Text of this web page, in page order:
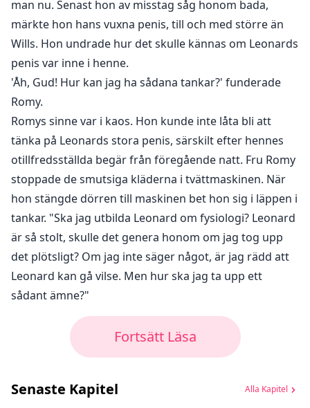
man nu. Senast hon av misstag såg honom bada,
märkte hon hans vuxna penis, till och med större än
Wills. Hon undrade hur det skulle kännas om Leonards
penis var inne i henne.
'Åh, Gud! Hur kan jag ha sådana tankar?' funderade
Romy.
Romys sinne var i kaos. Hon kunde inte låta bli att
tänka på Leonards stora penis, särskilt efter hennes
otillfredsställda begär från föregående natt. Fru Romy
stoppade de smutsiga kläderna i tvättmaskinen. När
hon stängde dörren till maskinen bet hon sig i läppen i
tankar. "Ska jag utbilda Leonard om fysiologi? Leonard
är så stolt, skulle det genera honom om jag tog upp
det plötsligt? Om jag inte säger något, är jag rädd att
Leonard kan gå vilse. Men hur ska jag ta upp ett
sådant ämne?"
Fortsätt Läsa
Senaste Kapitel Alla Kapitel